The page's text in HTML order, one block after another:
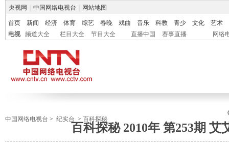
央视网 中国网络电视台 网站地图
首页 新闻 经济 体育 综艺 春晚 戏曲 音乐 科教 青少 文化
艺术
电视
频道大全 栏目大全 节目大全 直播中国 赛事直播 网络
中国网络电视台 > 纪实台 > 百科探秘
百科探秘 2010年 第253期 艾